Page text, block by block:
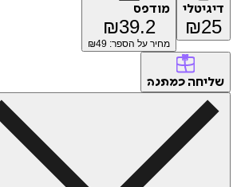
דיגיטלי
₪25
מודפס
₪39.2
מחיר על הספר: ₪ 49
שליחה כמתנה